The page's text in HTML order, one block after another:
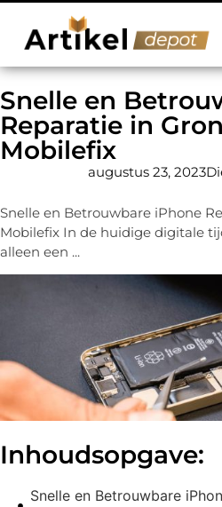
Snelle en
Reparatie in
Mobilefix
augustus 23, 2023
Snelle en Betrouwbare iPhone
Mobilefix In de huidige digitale
alleen een ...
Inhoudsopgave:
Snelle en Betrouwbare